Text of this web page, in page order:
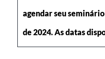
agendar seu
de 2024. As datas